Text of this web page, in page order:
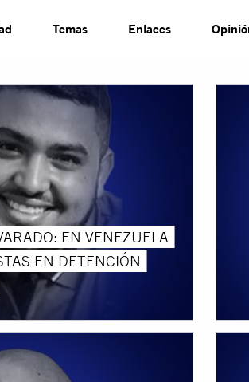
Temas Enlaces
EN VENEZUELA
EN DETENCIÓN